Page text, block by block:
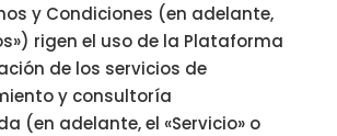
y Condiciones (en adelante,
rigen el uso de la Plataforma
de los servicios de
y consultoría
(en adelante, el «Servicio» o